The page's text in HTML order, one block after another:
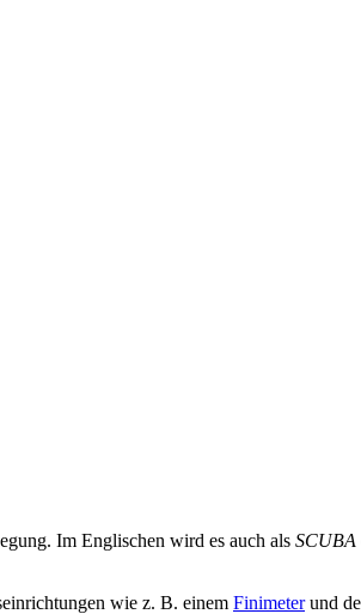
Im Englischen wird es auch als SCUBA
wie z. B. einem Finimeterund